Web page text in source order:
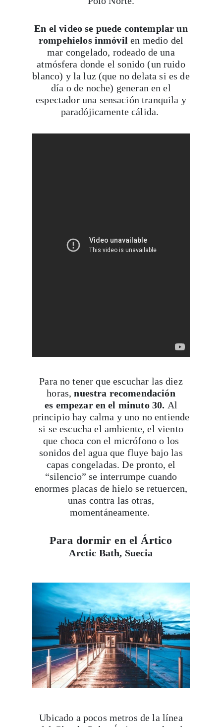
rompehielos inmóvilen medio del
mar congelado, rodeado de una
atmósfera donde el sonido (un ruido
blanco) y la luz (que no delata si es de
día o de noche) generan en el
espectador una sensación tranquila y
paradójicamente cálida.
horas,nuestra recomendación
es empezar en el minuto 30.Al
principio hay calma y uno no entiende
si se escucha el ambiente, el viento
que choca con el micrófono o los
sonidos del agua que fluye bajo las
capas congeladas. De pronto, el
“silencio” se interrumpe cuando
enormes placas de hielo se retuercen,
unas contra las otras,
momentáneamente.
Para dormir en el Ártico
Arctic Bath, Suecia
del Círculo Polar Ártico, este hotel